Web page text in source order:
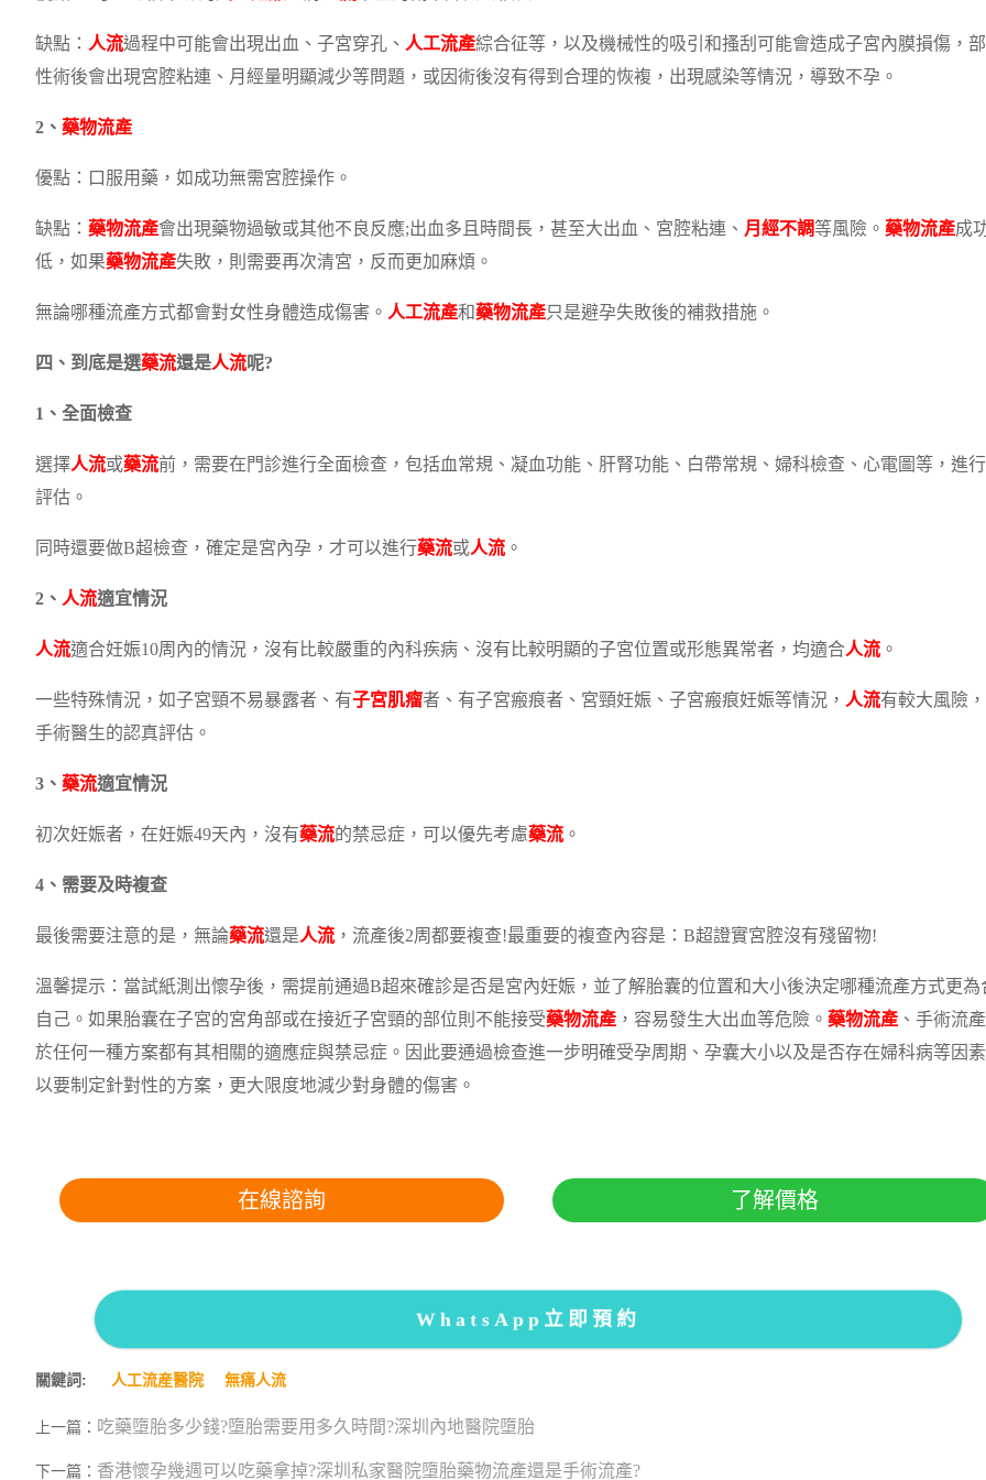
缺點： 人流過程中可能會出現出血、子宮穿孔、 人工流產綜合征等，以及機械性的吸引和搔刮可能會造成子宮內膜損傷，
性術後會出現宮腔粘連、月經量明顯減少等問題，或因術後沒有得到合理的恢複，出現感染等情況，導致不孕。
2、 藥物流產
優點：口服用藥，如成功無需宮腔操作。
缺點： 藥物流產會出現藥物過敏或其他不良反應;出血多且時間長，甚至大出血、宮腔粘連、 月經不調等風險。 藥物流產成
低，如果藥物流產失敗，則需要再次清宮，反而更加麻煩。
無論哪種流產方式都會對女性身體造成傷害。 人工流產和藥物流產只是避孕失敗後的補救措施。
四、到底是選藥流還是人流呢?
1、全面檢查
選擇人流或藥流前，需要在門診進行全面檢查，包括血常規、凝血功能、肝腎功能、白帶常規、婦科檢查、心電圖等，進
評估。
同時還要做B超檢查，確定是宮內孕，才可以進行藥流或人流 。
2、 人流適宜情況
人流適合妊娠10周內的情況，沒有比較嚴重的內科疾病、沒有比較明顯的子宮位置或形態異常者，均適合人流 。
一些特殊情況，如子宮頸不易暴露者、有子宮肌瘤者、有子宮瘢痕者、宮頸妊娠、子宮瘢痕妊娠等情況， 人流有較大風險
手術醫生的認真評估。
3、 藥流適宜情況
初次妊娠者，在妊娠49天內，沒有藥流的禁忌症，可以優先考慮藥流 。
4、需要及時複查
最後需要注意的是，無論藥流還是人流 ，流產後2周都要複查!最重要的複查內容是：B超證實宮腔沒有殘留物!
溫馨提示：當試紙測出懷孕後，需提前通過B超來確診是否是宮內妊娠，並了解胎囊的位置和大小後決定哪種流產方式更為
自己。如果胎囊在子宮的宮角部或在接近子宮頸的部位則不能接受藥物流產 ，容易發生大出血等危險。 藥物流產 、手術流
於任何一種方案都有其相關的適應症與禁忌症。因此要通過檢查進一步明確受孕周期、孕囊大小以及是否存在婦科病等因
以要制定針對性的方案，更大限度地減少對身體的傷害。
在線諮詢 了解價格
WhatsApp立即預約
關鍵詞: 人工流産醫院 無痛人流
上一篇： 吃藥墮胎多少錢?墮胎需要用多久時間?深圳內地醫院墮胎
下一篇： 香港懷孕幾週可以吃藥拿掉?深圳私家醫院墮胎藥物流產還是手術流產?